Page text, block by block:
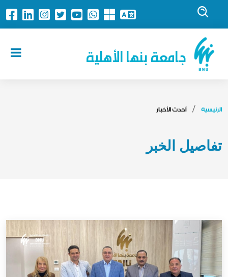
جامعة بنها الأهلية
الرئيسية أحدث الأخبار
تفاصيل الخبر